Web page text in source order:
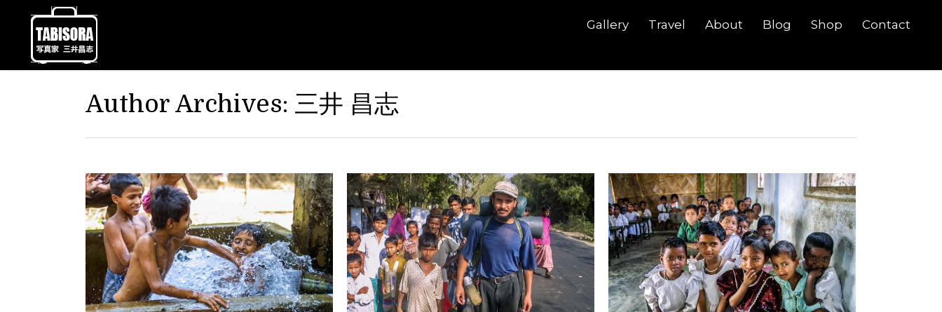
Gallery Travel About Blog Shop Contact
Author Archives: 三井 昌志